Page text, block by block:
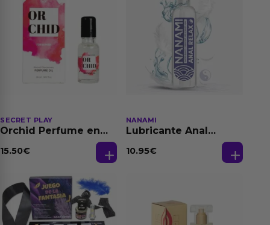
SECRET PLAY
Orchid Perfume en
Feromonas 20 ml
15.50€
NANAMI
Lubricante Anal
Dilatación Base Agua
10.95€